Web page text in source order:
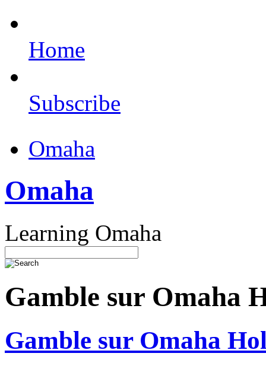
Home
Subscribe
Omaha
Omaha
Learning Omaha
Gamble sur Omaha
Gamble sur Omaha